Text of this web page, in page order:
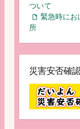
ついて
緊急時に
所
災害安否確